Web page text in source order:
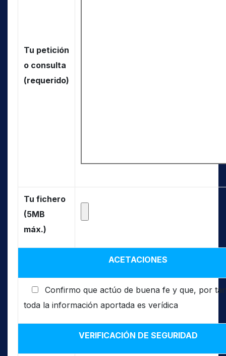
Tu petición
o consulta
(requerido)
Tu fichero
(5MB
máx.)
ACETACIONES
Confirmo que actúo de buena fe y que, por
toda la información aportada es verídica
VERIFICACIÓN DE SEGURIDAD